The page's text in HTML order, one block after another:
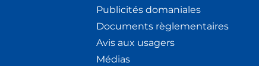
Publicités domaniales
Documents règlementaires
Avis aux usagers
Médias